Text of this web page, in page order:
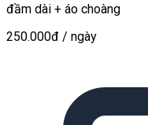
đầm dài + áo choàng
250.000đ / ngày